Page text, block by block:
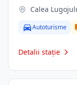
Calea
Autoturisme
Detalii stație